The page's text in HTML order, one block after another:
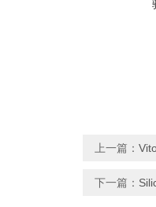
上一篇：
下一篇：